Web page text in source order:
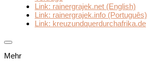
Link: rainergrajek.net (English)
Link: rainergrajek.info (Português)
Link: kreuzundquerdurchafrika.de
Mehr